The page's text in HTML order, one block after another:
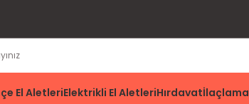
El AletleriElektrikli El AletleriHırdavatİlaçlama